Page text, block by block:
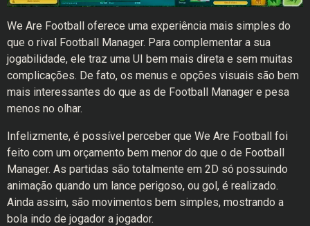
We Are Football oferece uma experiência mais simples do
que o rival Football Manager. Para complementar a sua
jogabilidade, ele traz uma UI bem mais direta e sem muitas
complicações. De fato, os menus e opções visuais são bem
mais interessantes do que as de Football Manager e pesa
menos no olhar.
Infelizmente, é possível perceber que We Are Football foi
feito com um orçamento bem menor do que o de Football
Manager. As partidas são totalmente em 2D só possuindo
animação quando um lance perigoso, ou gol, é realizado.
Ainda assim, são movimentos bem simples, mostrando a
bola indo de jogador a jogador.